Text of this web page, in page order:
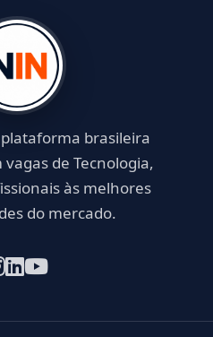
brasileira
de Tecnologia,
às melhores
do mercado.